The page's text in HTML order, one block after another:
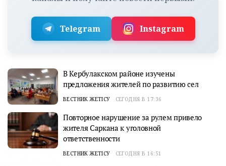
Telegram Instagram
В Кербулакском районе изучены
предложения жителей по развитию сел
ВЕСТНИК ЖЕТІСУ СЕГОДНЯ В 17:36
Повторное нарушение за рулем привело
жителя Саркана к уголовной
ответственности
ВЕСТНИК ЖЕТІСУ СЕГОДНЯ В 16:51